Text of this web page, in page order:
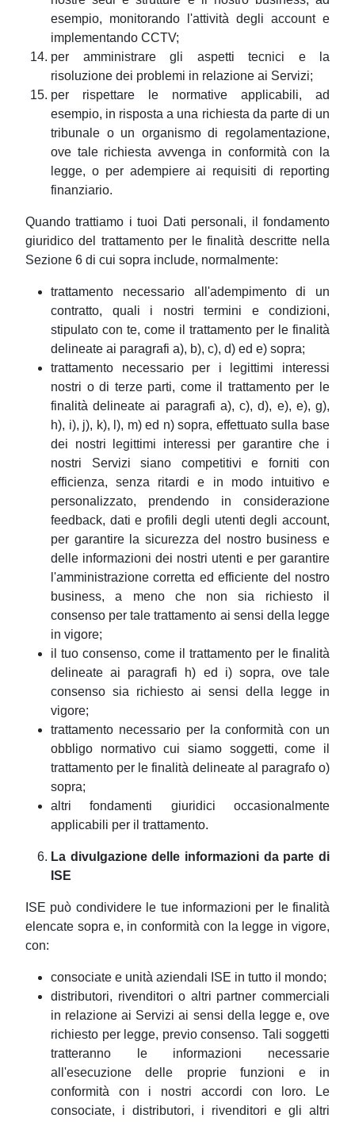
esempio, monitorando l'attività degli account e
implementando CCTV;
per amministrare gli aspetti tecnici e la
risoluzione dei problemi in relazione ai Servizi;
per rispettare le normative applicabili, ad
esempio, in risposta a una richiesta da parte di un
tribunale o un organismo di regolamentazione,
ove tale richiesta avvenga in conformità con la
legge, o per adempiere ai requisiti di reporting
finanziario.
Quando trattiamo i tuoi Dati personali, il fondamento
giuridico del trattamento per le finalità descritte nella
Sezione 6 di cui sopra include, normalmente:
trattamento necessario all'adempimento di un
contratto, quali i nostri termini e condizioni,
stipulato con te, come il trattamento per le finalità
delineate ai paragrafi a), b), c), d) ed e) sopra;
trattamento necessario per i legittimi interessi
nostri o di terze parti, come il trattamento per le
finalità delineate ai paragrafi a), c), d), e), e), g),
h), i), j), k), l), m) ed n) sopra, effettuato sulla base
dei nostri legittimi interessi per garantire che i
nostri Servizi siano competitivi e forniti con
efficienza, senza ritardi e in modo intuitivo e
personalizzato, prendendo in considerazione
feedback, dati e profili degli utenti degli account,
per garantire la sicurezza del nostro business e
delle informazioni dei nostri utenti e per garantire
l'amministrazione corretta ed efficiente del nostro
business, a meno che non sia richiesto il
consenso per tale trattamento ai sensi della legge
in vigore;
il tuo consenso, come il trattamento per le finalità
delineate ai paragrafi h) ed i) sopra, ove tale
consenso sia richiesto ai sensi della legge in
vigore;
trattamento necessario per la conformità con un
obbligo normativo cui siamo soggetti, come il
trattamento per le finalità delineate al paragrafo o)
sopra;
altri fondamenti giuridici occasionalmente
applicabili per il trattamento.
La divulgazione delle informazioni da parte di
ISE
ISE può condividere le tue informazioni per le finalità
elencate sopra e, in conformità con la legge in vigore,
con:
consociate e unità aziendali ISE in tutto il mondo;
distributori, rivenditori o altri partner commerciali
in relazione ai Servizi ai sensi della legge e, ove
richiesto per legge, previo consenso. Tali soggetti
tratteranno le informazioni necessarie
all'esecuzione delle proprie funzioni e in
conformità con i nostri accordi con loro. Le
consociate, i distributori, i rivenditori e gli altri